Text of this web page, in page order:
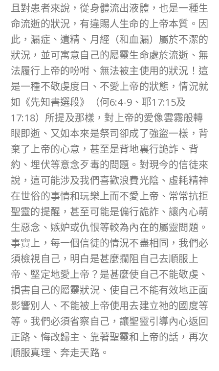
且對患者來說，從身體流出液體，也是一種生
命流逝的狀況，有違賜人生命的上帝本質。因
此，漏症、遺精、月經（和血漏）屬於不潔的
狀況，並可寓意自己的屬靈生命處於流逝、無
法履行上帝的吩咐、無法被主使用的狀況！這
是一種不敬虔度日、不愛上帝的狀態，情況就
如《先知書選段》（何6:4-9、耶17:15及
17:18）所提及那樣，對上帝的愛像雲霧般轉
眼即逝、又如本來是祭司卻成了強盜一樣，背
棄了上帝的心意，甚至是背地裏行詭詐、背
約、埋伏等意念歹毒的問題。對現今的信徒來
說，這可能涉及我們喜歡浪費光陰、虛耗精神
在世俗的事情和玩樂上而不愛上帝、常常抗拒
聖靈的提醒，甚至可能是偏行詭詐、讓內心萌
生惡念、嫉妒或仇恨等較為內在的屬靈問題。
事實上，每一個信徒的情況不盡相同，我們必
須檢視自己，明白是甚麼攔阻自己去順服上
帝、堅定地愛上帝？是甚麼使自己不能敬虔、
損害自己的屬靈狀況、使自己不能有效地正面
影響別人、不能被上帝使用去建立祂的國度等
等。我們必須省察自己，讓聖靈引導內心返回
正路、悔改歸主、靠著聖靈和上帝的話，再次
順服真理、奔走天路。